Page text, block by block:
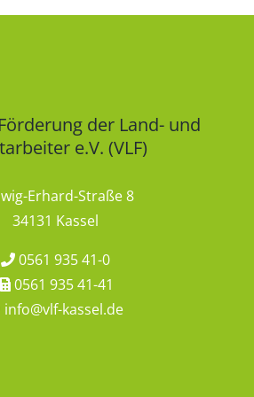
der Land- und
e.V. (VLF)
Erhard-Straße 8
34131 Kassel
0561 935 41-0
0561 935 41-41
info@vlf-kassel.de